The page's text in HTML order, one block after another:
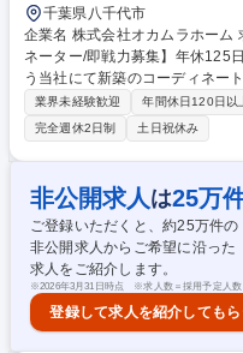
千葉県八千代市
企業名 株式会社オカムラホーム 求人名 ■八千代市【インテリアコーディ
ネーター/即戦力募集】年休125日/土日休/転勤無
う当社にて新築のコーディネー
から家具提案、現場調整まで幅
牽引できる方を求めています。 ■新築工事における色彩計画（外壁・クロ
ス・ユニットバス等） ■図面を
具・飾りの提案 ■アンテナ・カ
様と施工現場（職人）をつなぐ
担当と連携したプロジェクト推進 募集職種 ■八千代市【インテリアコーデ
ィネーター/即戦力募集】年休
業界未経験歓迎 年間休日120日以
完全週休2日制
土日祝休み
非公開求人 は25万
ご登録いただくと、約25万件の
非公開求人からご希望に沿った
求人をご紹介します。
※2026年3月31日時点 ※求人数＝採用予定人数
登録して求人を紹介してもら